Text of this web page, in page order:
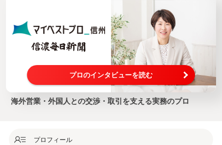
プロのインタビューを読む
海外営業・外国人との交渉・取引を支える実務のプロ
プロフィール